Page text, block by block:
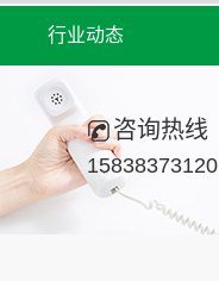
行业动态
咨询热线
15838373120